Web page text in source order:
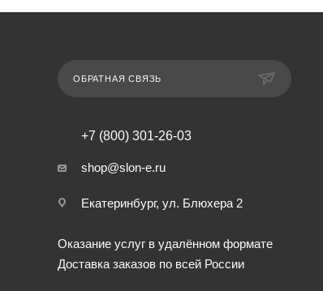
ОБРАТНАЯ СВЯЗЬ
+7 (800) 301-26-03
shop@slon-e.ru
Екатеринбург, ул. Блюхера 2
Оказание услуг в удалённом формате
Доставка заказов по всей России